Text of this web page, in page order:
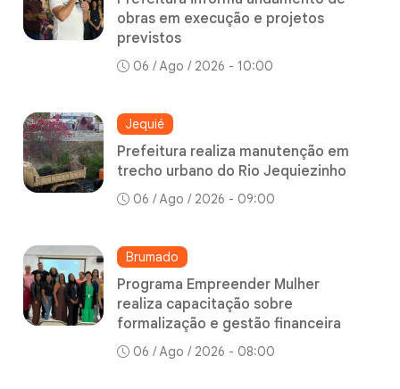
obras em execução e projetos
previstos
06 / Ago / 2026 - 10:00
Jequié
Prefeitura realiza manutenção em
trecho urbano do Rio Jequiezinho
06 / Ago / 2026 - 09:00
Brumado
Programa Empreender Mulher
realiza capacitação sobre
formalização e gestão financeira
06 / Ago / 2026 - 08:00